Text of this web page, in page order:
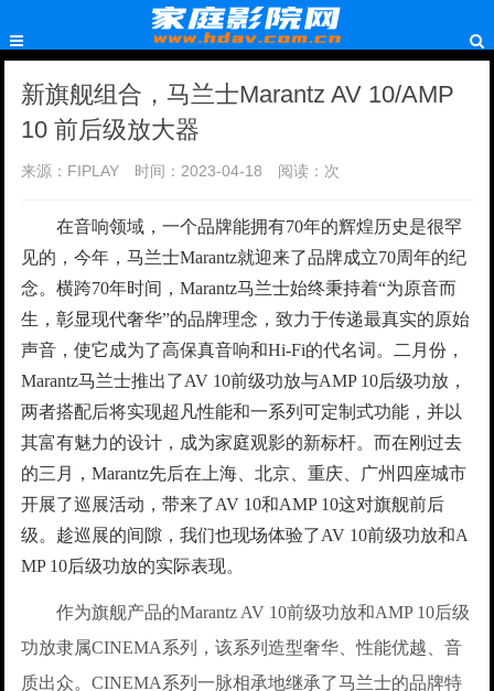
新旗舰组合，马兰士Marantz AV 10/AMP
10 前后级放大器
来源：FIPLAY 时间：2023-04-18 阅读： 次
在音响领域，一个品牌能拥有70年的辉煌历史是很罕
见的，今年，马兰士Marantz就迎来了品牌成立70周年的纪
念。横跨70年时间，Marantz马兰士始终秉持着“为原音而
生，彰显现代奢华”的品牌理念，致力于传递最真实的原始
声音，使它成为了高保真音响和Hi-Fi的代名词。二月份，
Marantz马兰士推出了AV 10前级功放与AMP 10后级功放，
两者搭配后将实现超凡性能和一系列可定制式功能，并以
其富有魅力的设计，成为家庭观影的新标杆。而在刚过去
的三月，Marantz先后在上海、北京、重庆、广州四座城市
开展了巡展活动，带来了AV 10和AMP 10这对旗舰前后
级。趁巡展的间隙，我们也现场体验了AV 10前级功放和A
MP 10后级功放的实际表现。
作为旗舰产品的Marantz AV 10前级功放和AMP 10后级
功放隶属CINEMA系列，该系列造型奢华、性能优越、音
质出众。CINEMA系列一脉相承地继承了马兰士的品牌特